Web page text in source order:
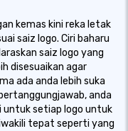
kemas kini reka letak
saiz logo. Ciri baharu
saiz logo yang
disesuaikan agar
ada anda lebih suka
anda
untuk setiap logo untuk
tepat seperti yang